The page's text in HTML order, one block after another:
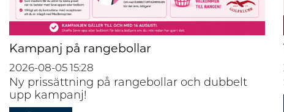
Kampanj på rangebollar
2026-08-05 15:28
Ny prissättning på rangebollar och dubbelt
upp kampanj!